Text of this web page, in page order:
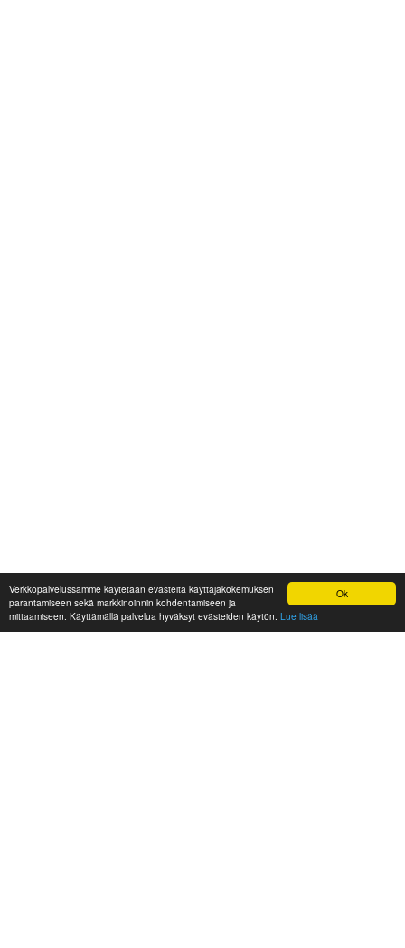
Ok
Verkkopalvelussamme käytetään evästeitä käyttäjäkokemuksen
parantamiseen sekä markkinoinnin kohdentamiseen ja
mittaamiseen. Käyttämällä palvelua hyväksyt evästeiden käytön. Lue lisää